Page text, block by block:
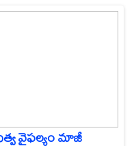
వైఫల్యం మాజీ